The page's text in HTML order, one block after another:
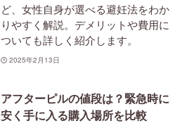
ど、女性自身が選べる避妊法をわか
りやすく解説。デメリットや費用に
ついても詳しく紹介します。
2025年2月13日
アフターピルの値段は？緊急時に
安く手に入る購入場所を比較